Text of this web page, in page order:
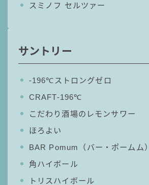
キレートレモンサワー
宝酒造
焼酎ハイボール
寶「丸おろし」
極上レモンサワー
極上フルーツサワー
すみか
タンチュー
スミノフ セルツァー
サントリー
‐196℃ストロングゼロ
CRAFT-196℃
こだわり酒場のレモンサワー
ほろよい
BAR Pomum（バー・ポームム）
角ハイボール
トリスハイボール